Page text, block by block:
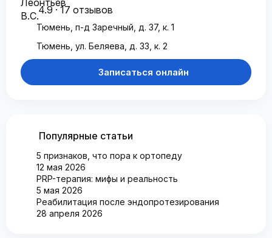
4.9 · 17 отзывов
Тюмень, п-д Заречный, д. 37, к. 1
Тюмень, ул. Беляева, д. 33, к. 2
Записаться онлайн
Популярные статьи
5 признаков, что пора к ортопеду
12 мая 2026
PRP-терапия: мифы и реальность
5 мая 2026
Реабилитация после эндопротезирования
28 апреля 2026